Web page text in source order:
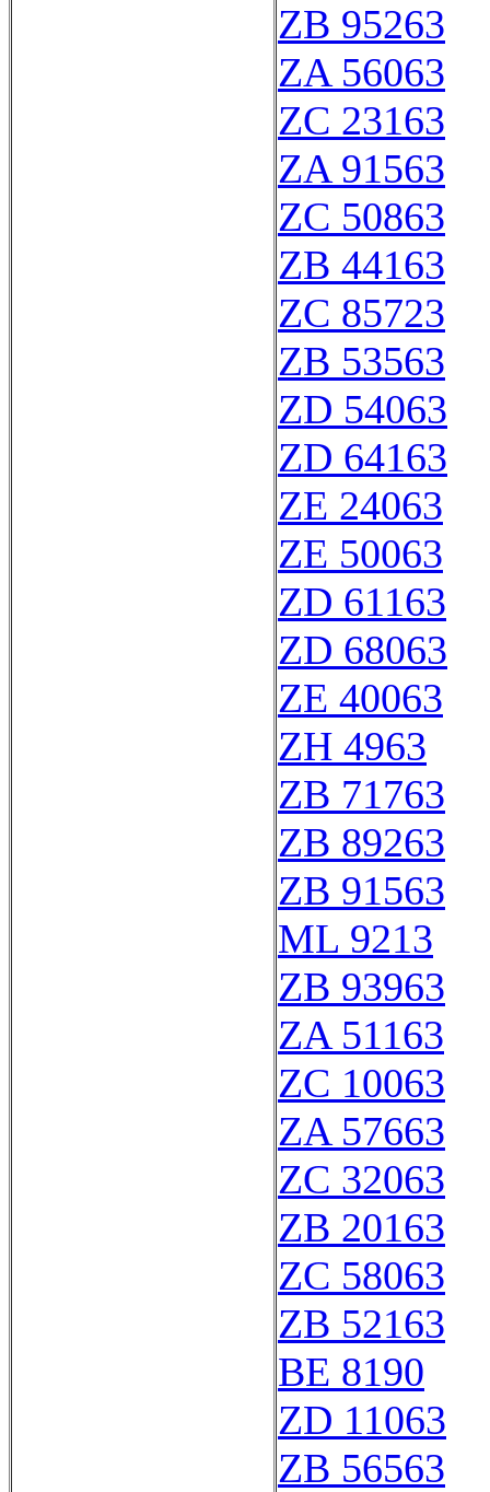
ZB 95263
ZA 56063
ZC 23163
ZA 91563
ZC 50863
ZB 44163
ZC 85723
ZB 53563
ZD 54063
ZD 64163
ZE 24063
ZE 50063
ZD 61163
ZD 68063
ZE 40063
ZH 4963
ZB 71763
ZB 89263
ZB 91563
ML 9213
ZB 93963
ZA 51163
ZC 10063
ZA 57663
ZC 32063
ZB 20163
ZC 58063
ZB 52163
BE 8190
ZD 11063
ZB 56563